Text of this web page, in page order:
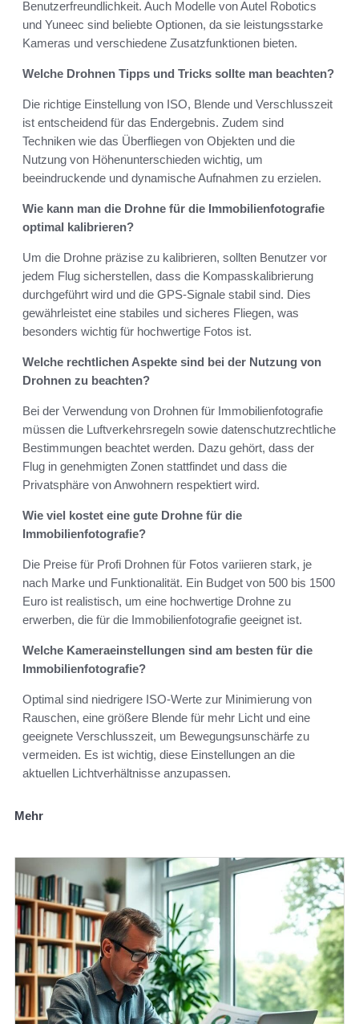
Benutzerfreundlichkeit. Auch Modelle von Autel Robotics
und Yuneec sind beliebte Optionen, da sie leistungsstarke
Kameras und verschiedene Zusatzfunktionen bieten.
Welche Drohnen Tipps und Tricks sollte man beachten?
Die richtige Einstellung von ISO, Blende und Verschlusszeit
ist entscheidend für das Endergebnis. Zudem sind
Techniken wie das Überfliegen von Objekten und die
Nutzung von Höhenunterschieden wichtig, um
beeindruckende und dynamische Aufnahmen zu erzielen.
Wie kann man die Drohne für die Immobilienfotografie
optimal kalibrieren?
Um die Drohne präzise zu kalibrieren, sollten Benutzer vor
jedem Flug sicherstellen, dass die Kompasskalibrierung
durchgeführt wird und die GPS-Signale stabil sind. Dies
gewährleistet eine stabiles und sicheres Fliegen, was
besonders wichtig für hochwertige Fotos ist.
Welche rechtlichen Aspekte sind bei der Nutzung von
Drohnen zu beachten?
Bei der Verwendung von Drohnen für Immobilienfotografie
müssen die Luftverkehrsregeln sowie datenschutzrechtliche
Bestimmungen beachtet werden. Dazu gehört, dass der
Flug in genehmigten Zonen stattfindet und dass die
Privatsphäre von Anwohnern respektiert wird.
Wie viel kostet eine gute Drohne für die
Immobilienfotografie?
Die Preise für Profi Drohnen für Fotos variieren stark, je
nach Marke und Funktionalität. Ein Budget von 500 bis 1500
Euro ist realistisch, um eine hochwertige Drohne zu
erwerben, die für die Immobilienfotografie geeignet ist.
Welche Kameraeinstellungen sind am besten für die
Immobilienfotografie?
Optimal sind niedrigere ISO-Werte zur Minimierung von
Rauschen, eine größere Blende für mehr Licht und eine
geeignete Verschlusszeit, um Bewegungsunschärfe zu
vermeiden. Es ist wichtig, diese Einstellungen an die
aktuellen Lichtverhältnisse anzupassen.
Mehr